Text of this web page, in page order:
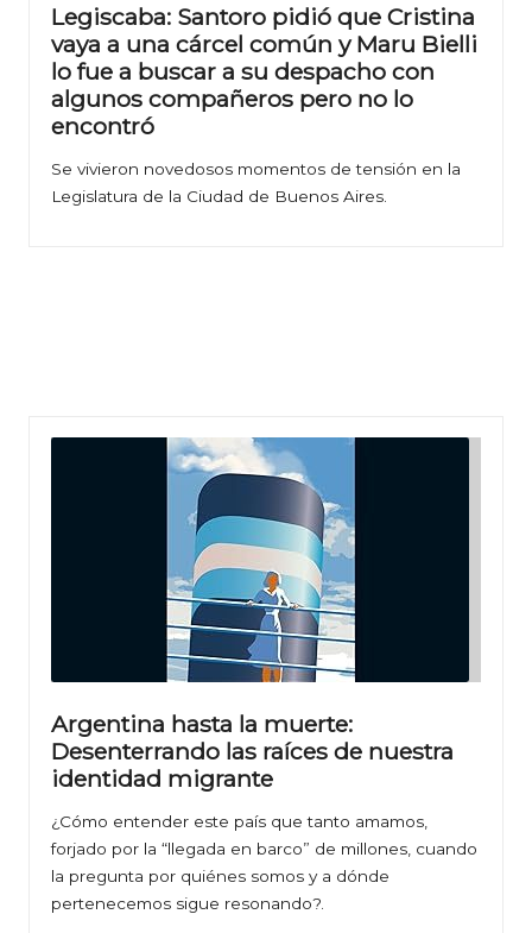
Legiscaba: Santoro pidió que Cristina
vaya a una cárcel común y Maru Bielli
lo fue a buscar a su despacho con
algunos compañeros pero no lo
encontró
Se vivieron novedosos momentos de tensión en la
Legislatura de la Ciudad de Buenos Aires.
Argentina hasta la muerte:
Desenterrando las raíces de nuestra
identidad migrante
¿Cómo entender este país que tanto amamos,
forjado por la “llegada en barco” de millones, cuando
la pregunta por quiénes somos y a dónde
pertenecemos sigue resonando?.